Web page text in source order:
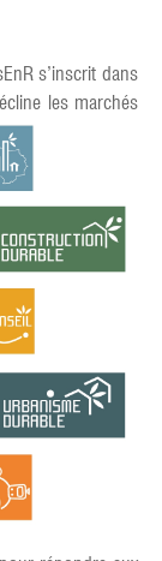
s’inscrit dans
les marchés